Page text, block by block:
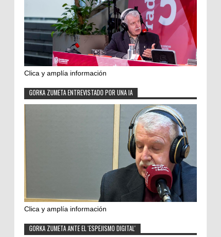
Clica y amplía información
GORKA ZUMETA ENTREVISTADO POR UNA IA
Clica y amplía información
GORKA ZUMETA ANTE EL 'ESPEJISMO DIGITAL'